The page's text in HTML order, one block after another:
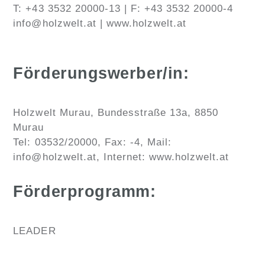
T: +43 3532 20000-13 | F: +43 3532 20000-4
info@holzwelt.at | www.holzwelt.at
Förderungswerber/in:
Holzwelt Murau, Bundesstraße 13a, 8850
Murau
Tel: 03532/20000, Fax: -4, Mail:
info@holzwelt.at, Internet: www.holzwelt.at
Förderprogramm:
LEADER